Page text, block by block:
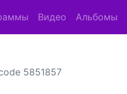
Видео Альбомы
5851857